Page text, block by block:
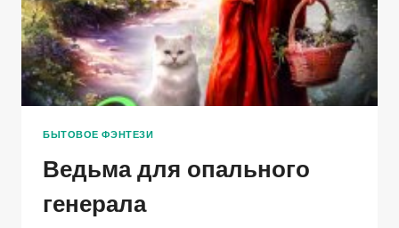
БЫТОВОЕ ФЭНТЕЗИ
Ведьма для опального
генерала